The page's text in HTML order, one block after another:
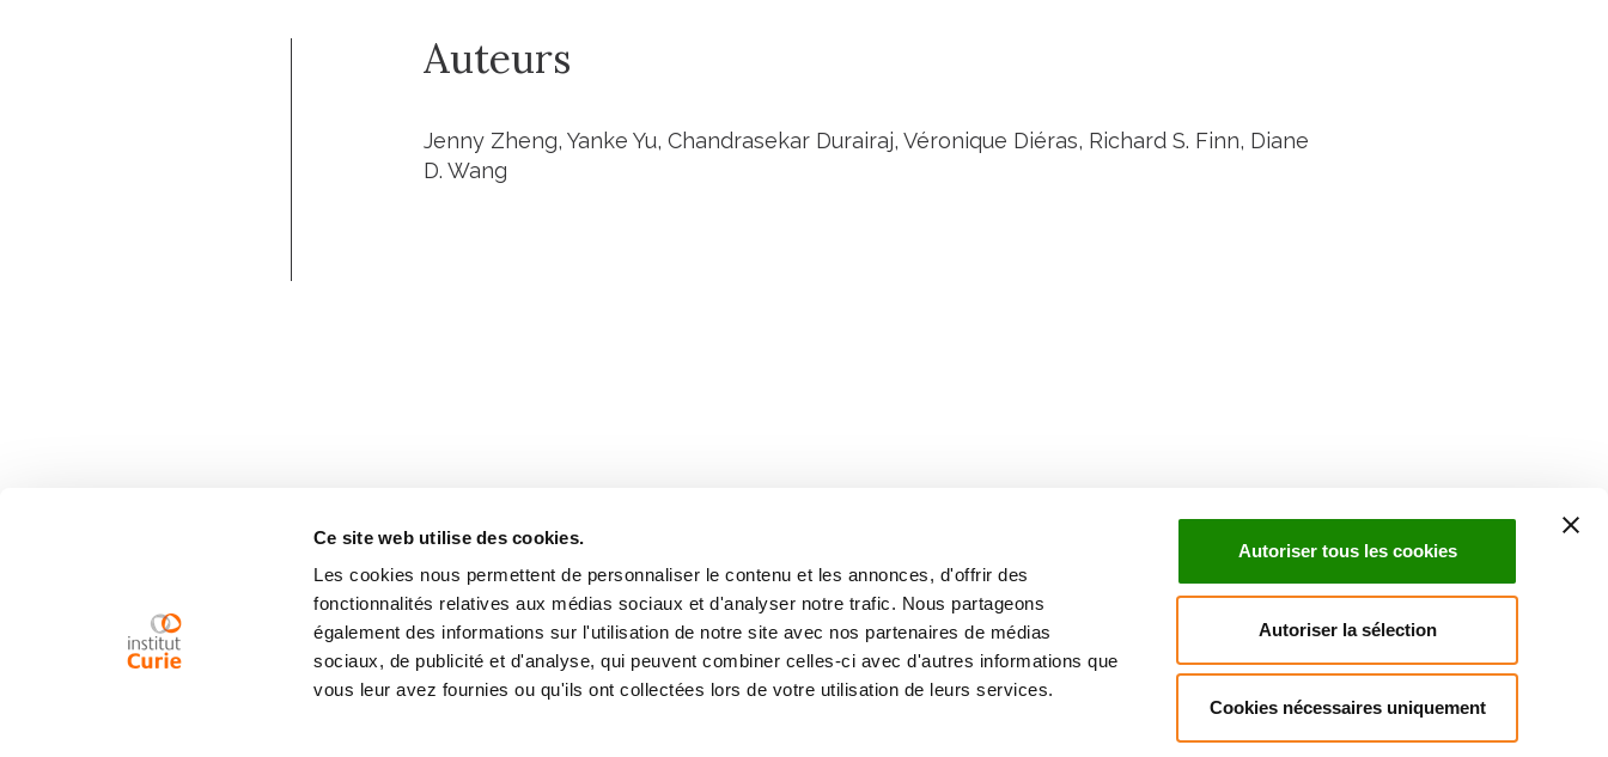
Ce site web utilise des cookies.
Les cookies nous permettent de personnaliser le contenu et les annonces, d'offrir des
fonctionnalités relatives aux médias sociaux et d'analyser notre trafic. Nous partageons
également des informations sur l'utilisation de notre site avec nos partenaires de médias
sociaux, de publicité et d'analyse, qui peuvent combiner celles-ci avec d'autres informations que
vous leur avez fournies ou qu'ils ont collectées lors de votre utilisation de leurs services.
Autoriser tous les cookies
Autoriser la sélection
Cookies nécessaires uniquement
Auteurs
Jenny Zheng, Yanke Yu, Chandrasekar Durairaj, Véronique Diéras, Richard S. Finn, Diane
D. Wang
Inscrivez-vous à la newsletter
ActualitésDroits du patient